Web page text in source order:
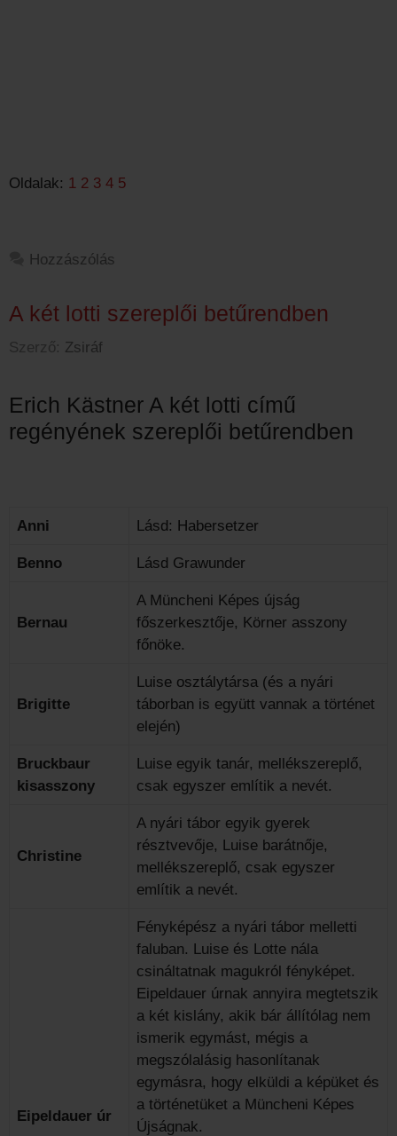
Oldalak: 1 2 3 4 5
Hozzászólás
A két lotti szereplői betűrendben
Szerző: Zsiráf
Erich Kästner A két lotti című
regényének szereplői betűrendben
Anni Lásd: Habersetzer
Benno Lásd Grawunder
Bernau
A Müncheni Képes újság
főszerkesztője, Körner asszony
főnöke.
Brigitte
Luise osztálytársa (és a nyári
táborban is együtt vannak a történet
elején)
Bruckbaur
kisasszony
Luise egyik tanár, mellékszereplő,
csak egyszer említik a nevét.
Christine
A nyári tábor egyik gyerek
résztvevője, Luise barátnője,
mellékszereplő, csak egyszer
említik a nevét.
Eipeldauer úr
Fényképész a nyári tábor melletti
faluban. Luise és Lotte nála
csináltatnak magukról fényképet.
Eipeldauer úrnak annyira megtetszik
a két kislány, akik bár állítólag nem
ismerik egymást, mégis a
megszólalásig hasonlítanak
egymásra, hogy elküldi a képüket és
a történetüket a Müncheni Képes
Újságnak.